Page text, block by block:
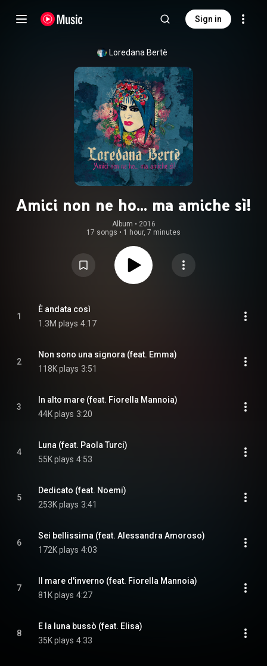
Sign in
Loredana Bertè
Amici non ne ho... ma amiche sì!
Album • 2016
17 songs • 1 hour, 7 minutes
1
È andata così
1.3M plays 4:17
2
Non sono una signora (feat. Emma)
118K plays 3:51
3
In alto mare (feat. Fiorella Mannoia)
44K plays 3:20
4
Luna (feat. Paola Turci)
55K plays 4:53
5
Dedicato (feat. Noemi)
253K plays 3:41
6
Sei bellissima (feat. Alessandra Amoroso)
172K plays 4:03
7
Il mare d'inverno (feat. Fiorella Mannoia)
81K plays 4:27
8
E la luna bussò (feat. Elisa)
35K plays 4:33